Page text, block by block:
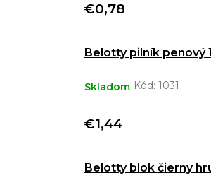
€0,78
Belotty pilník penový
Skladom Kód: 1031
€1,44
Belotty blok čierny